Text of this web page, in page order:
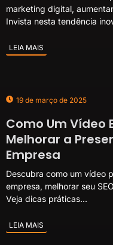
marketing digital,
Invista nesta tendência
LEIA MAIS
19 de março de 2025
Como Um Vídeo
Melhorar a
Empresa
Descubra como um vídeo
empresa, melhorar seu
Veja dicas práticas...
LEIA MAIS